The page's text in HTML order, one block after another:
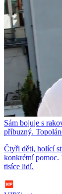
Sám bojuje s
příbuzný.
Čtyři děti, holící
konkrétní pomoc.
tisíce lidí.